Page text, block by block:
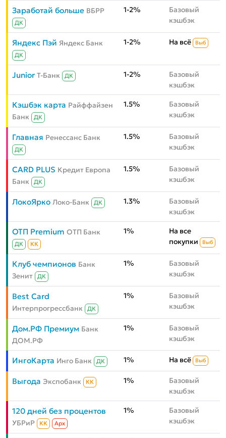
Заработай больше ВБРР
ДК
1-2%
Базовый
кэшбэк
Яндекс Пэй Яндекс Банк
ДК
1-2% На всё Выб
Junior Т-Банк ДК 1-2%
Базовый
кэшбэк
Кэшбэк карта Райффайзен
Банк
ДК
1.5%
Базовый
кэшбэк
Главная Ренессанс Банк
ДК
1.5%
Базовый
кэшбэк
CARD PLUS Кредит Европа
Банк
ДК
1.5%
Базовый
кэшбэк
ЛокоЯрко Локо-Банк ДК 1.3%
Базовый
кэшбэк
ОТП Premium ОТП Банк
ДК КК
1%
На все
покупки
Выб
Клуб чемпионов Банк
Зенит
ДК
1%
Базовый
кэшбэк
Best Card
Интерпрогрессбанк ДК
1%
Базовый
кэшбэк
Дом.РФ Премиум Банк
ДОМ.РФ
1%
Базовый
кэшбэк
ИнгоКарта Инго Банк ДК 1% На всё Выб
Выгода Экспобанк КК 1%
Базовый
кэшбэк
120 дней без процентов
УБРиР КК Aрх
1%
Базовый
кэшбэк